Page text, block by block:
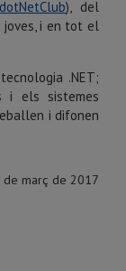
), del
joves, i en tot el
.NET;
i els sistemes
i difonen
març de 2017